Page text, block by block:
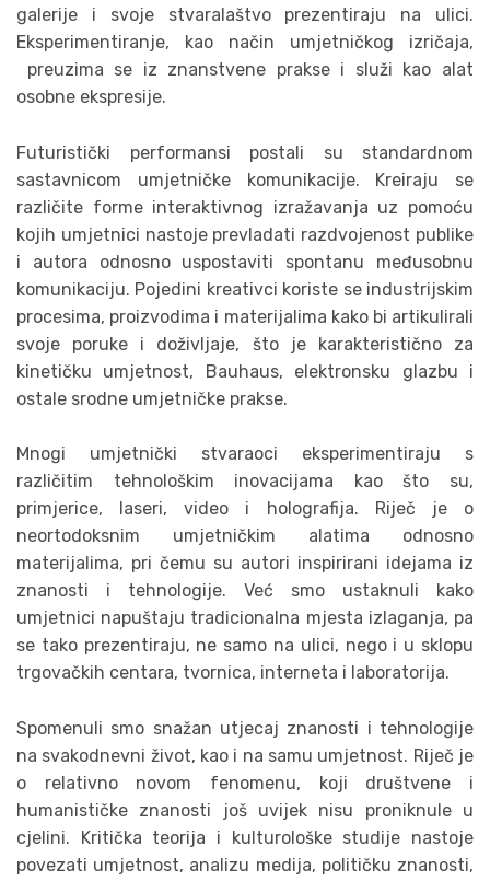
galerije i svoje stvaralaštvo prezentiraju na ulici.
Eksperimentiranje, kao način umjetničkog izričaja,
preuzima se iz znanstvene prakse i služi kao alat
osobne ekspresije.
Futuristički performansi postali su standardnom
sastavnicom umjetničke komunikacije. Kreiraju se
različite forme interaktivnog izražavanja uz pomoću
kojih umjetnici nastoje prevladati razdvojenost publike
i autora odnosno uspostaviti spontanu međusobnu
komunikaciju. Pojedini kreativci koriste se industrijskim
procesima, proizvodima i materijalima kako bi artikulirali
svoje poruke i doživljaje, što je karakteristično za
kinetičku umjetnost, Bauhaus, elektronsku glazbu i
ostale srodne umjetničke prakse.
Mnogi umjetnički stvaraoci eksperimentiraju s
različitim tehnološkim inovacijama kao što su,
primjerice, laseri, video i holografija. Riječ je o
neortodoksnim umjetničkim alatima odnosno
materijalima, pri čemu su autori inspirirani idejama iz
znanosti i tehnologije. Već smo ustaknuli kako
umjetnici napuštaju tradicionalna mjesta izlaganja, pa
se tako prezentiraju, ne samo na ulici, nego i u sklopu
trgovačkih centara, tvornica, interneta i laboratorija.
Spomenuli smo snažan utjecaj znanosti i tehnologije
na svakodnevni život, kao i na samu umjetnost. Riječ je
o relativno novom fenomenu, koji društvene i
humanističke znanosti još uvijek nisu proniknule u
cjelini. Kritička teorija i kulturološke studije nastoje
povezati umjetnost, analizu medija, političku znanosti,